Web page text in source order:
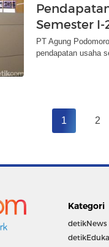
Semester
PT Agung
pendapatan usaha
1 2
Kategori
detikNews